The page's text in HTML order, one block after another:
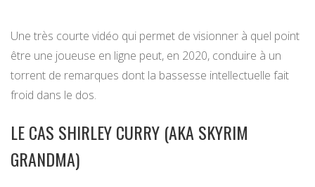
Une très courte vidéo qui permet de visionner à quel point
être une joueuse en ligne peut, en 2020, conduire à un
torrent de remarques dont la bassesse intellectuelle fait
froid dans le dos.
LE CAS SHIRLEY CURRY (AKA SKYRIM
GRANDMA)